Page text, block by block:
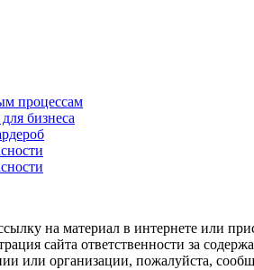
процессам
бизнеса
на материал в интернете или
сайта ответственности за
организации, пожалуйста,